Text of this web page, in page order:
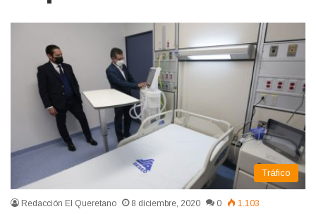
Tráfico
Redacción El Queretano 8 diciembre, 2020 0 1.103